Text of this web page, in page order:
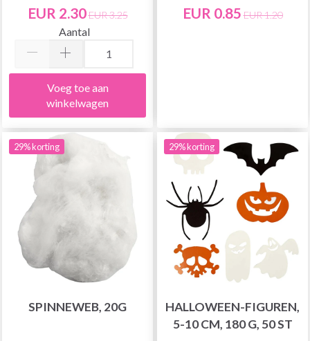
EUR 2.30EUR 3.25
Aantal
Voeg toe aan
winkelwagen
EUR 0.85 EUR 1.20
29% korting
SPINNEWEB, 20G
29% korting
HALLOWEEN-FIGUREN,
5-10 CM, 180 G, 50 ST